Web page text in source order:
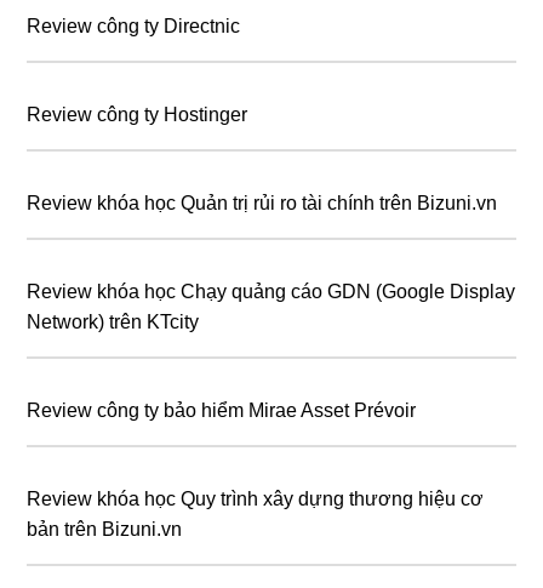
Review công ty Directnic
Review công ty Hostinger
Review khóa học Quản trị rủi ro tài chính trên Bizuni.vn
Review khóa học Chạy quảng cáo GDN (Google Display
Network) trên KTcity
Review công ty bảo hiểm Mirae Asset Prévoir
Review khóa học Quy trình xây dựng thương hiệu cơ
bản trên Bizuni.vn